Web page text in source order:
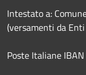
Intestato a:
(versamenti da
Poste Italiane